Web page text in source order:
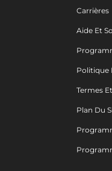
Carrières
Aide Et
Politique
Termes
Plan Du